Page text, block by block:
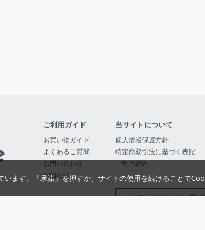
ご利用ガイド
お買い物ガイド
よくあるご質問
お問い合わせ
お知らせ
当サイトについて
個人情報保護方針
特定商取引法に基づく表記
ご利用規約
コニカミノルタジャパン（株）
ます。「承諾」を押すか、サイトの使用を続けることで